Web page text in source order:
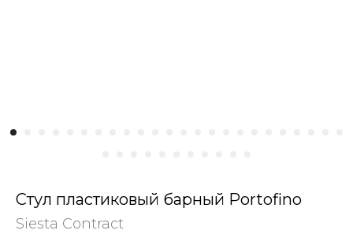
Стул пластиковый барный Portofino
Siesta Contract